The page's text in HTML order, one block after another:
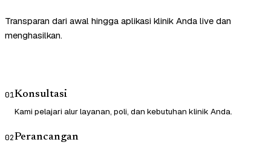
Transparan dari awal hingga aplikasi klinik Anda live dan
menghasilkan.
01Konsultasi
Kami pelajari alur layanan, poli, dan kebutuhan klinik Anda.
02Perancangan